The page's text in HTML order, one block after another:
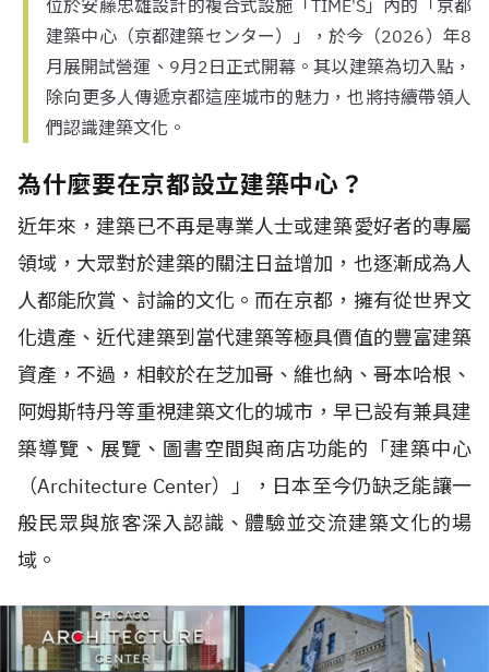
位於安藤忠雄設計的複合式設施「TIME'S」內的「京都
建築中心（京都建築センター）」，於今（2026）年8
月展開試營運、9月2日正式開幕。其以建築為切入點，
除向更多人傳遞京都這座城市的魅力，也將持續帶領人
們認識建築文化。
為什麼要在京都設立建築中心？
近年來，建築已不再是專業人士或建築愛好者的專屬
領域，大眾對於建築的關注日益增加，也逐漸成為人
人都能欣賞、討論的文化。而在京都，擁有從世界文
化遺產、近代建築到當代建築等極具價值的豐富建築
資產，不過，相較於在芝加哥、維也納、哥本哈根、
阿姆斯特丹等重視建築文化的城市，早已設有兼具建
築導覽、展覽、圖書空間與商店功能的「建築中心
（Architecture Center）」，日本至今仍缺乏能讓一
般民眾與旅客深入認識、體驗並交流建築文化的場
域。